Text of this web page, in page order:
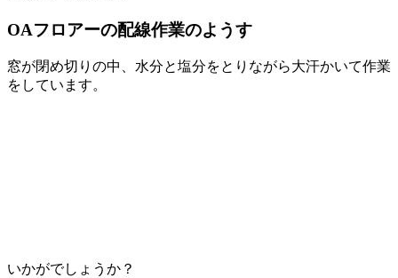
OAフロアーの配線作業のようす
窓が閉め切りの中、水分と塩分をとりながら大汗かいて作業
をしています。
いかがでしょうか？